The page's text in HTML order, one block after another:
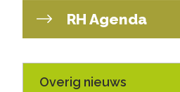
RH Agenda
Overig nieuws